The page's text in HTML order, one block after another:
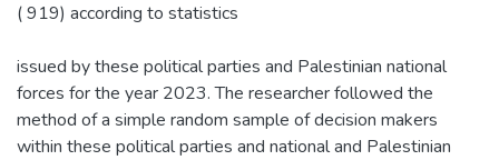
( 919) according to statistics
issued by these political parties and Palestinian national
forces for the year 2023. The researcher followed the
method of a simple random sample of decision makers
within these political parties and national and Palestinian